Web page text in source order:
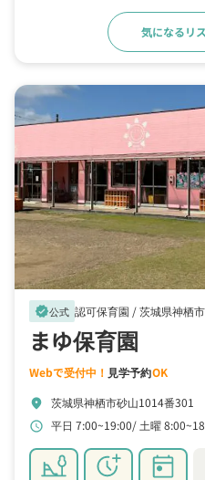
気になるリ
verified公式 認可保育園 /茨城県神栖市
まゆ保育園
Webで受付中！ 見学予約OK
location_on 茨城県神栖市砂山1014番301
schedule 平日 7:00~19:00 土曜